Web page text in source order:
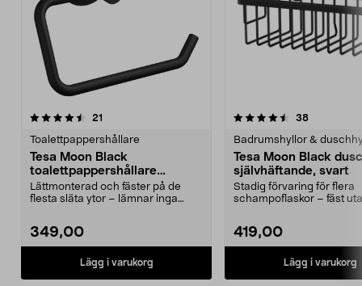
21
Toalettpappershållare
Tesa Moon Black
toalettpappershållare
självhäftande, svart
Lättmonterad och fäster på de
flesta släta ytor – lämnar inga
349,00
Lägg i varukorg
4.5av 5 stjärnor 38recensioner
Badrumshyllor &
Tesa Moon Black
självhäftande, svart
Stadig förvaring för flera
schampoflaskor – fäst
419,00
Lägg i varukorg
4.0av 5 stjärnor